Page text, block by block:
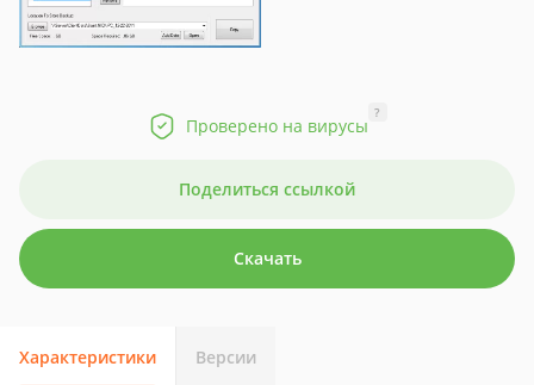
Проверено на вирусы
?
Поделиться ссылкой
Скачать
Характеристики Версии